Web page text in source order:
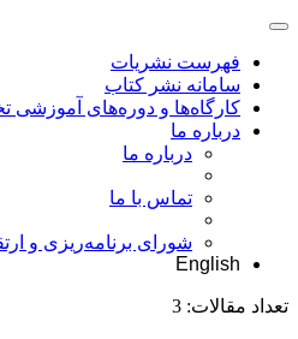
فهرست نشریات
سامانه نشر کتاب
کارگاه‌ها و دوره‌های
درباره ما
درباره ما
تماس با ما
شورای برنامه‌ریزی و
English
تعداد مقالات: 3